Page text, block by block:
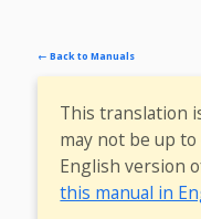
← Back to Manuals
This translation
may not be up
English version
this manual in